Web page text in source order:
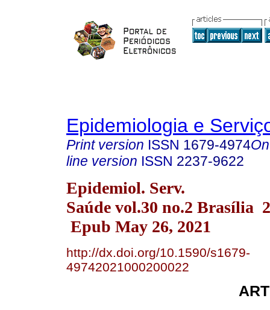
Epidemiologia e
Print version ISSN 1679-4974
line version ISSN 2237-9622
Epidemiol. Serv.
Saúde vol.30 no.2 Brasília
Epub May 26, 2021
http://dx.doi.org/10.1590/s1679-
49742021000200022